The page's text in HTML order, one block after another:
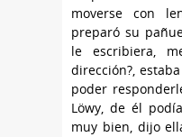
moverse con
preparó su
le escribiera,
dirección?,
poder
Löwy, de él
muy bien, dijo